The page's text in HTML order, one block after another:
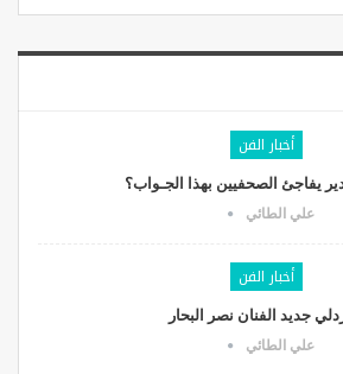
أخبار الفن
يفاجئ الصحفيين بهذا الجـواب؟
علي الطائي
أخبار الفن
جديد الفنان نصر البحار
علي الطائي